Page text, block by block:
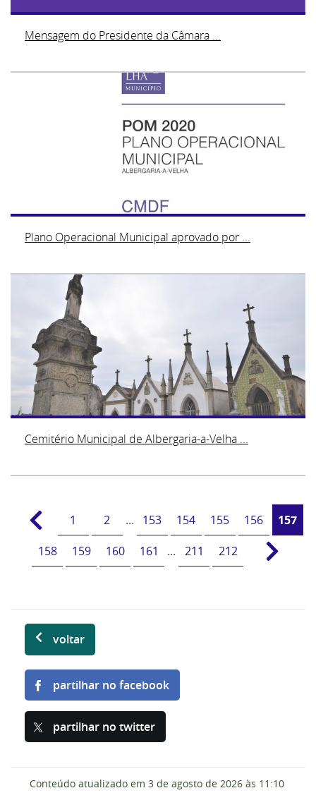
Mensagem do Presidente da Câmara ...
Plano Operacional Municipal aprovado por ...
Cemitério Municipal de Albergaria-a-Velha ...
1 2 ... 153 154 155 156
157
158
159 160 161 ... 211 212
voltar
partilhar no facebook
partilhar no twitter
Conteúdo atualizado em 3 de agosto de 2026 às 11:10